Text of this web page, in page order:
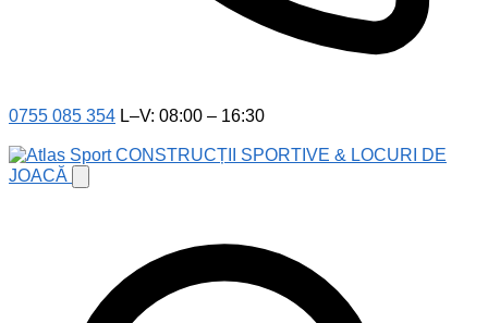
0755 085 354 L–V: 08:00 – 16:30
CONSTRUCȚII SPORTIVE & LOCURI DE
JOACĂ